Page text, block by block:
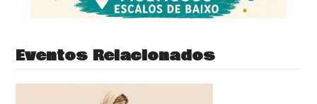
Eventos Relacionados